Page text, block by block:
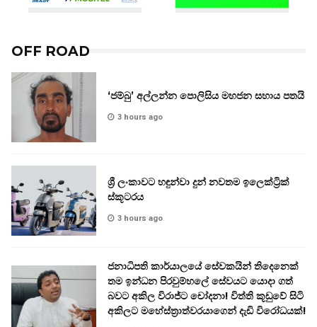
OFF ROAD
‘ජම්බු’ අල්ලන්න පොලිසිය මහජන සහාය පතයි
3 hours ago
ශ්‍රී ලංකාවට හඳුන්වා දුන් නවතම ඉලෙක්ට්‍රික්
ස්කූටරය
3 hours ago
ජනාධිපති කාර්යාලයේ සේවකයින් තිදෙනෙක්
තම ඉන්ධන පිරවුම්හලේ සේවයට යොදා ගත්
බවට අකිල විරාජ්ට චෝදනා! විත්ති කූඩුවේ සිටි
අකිලට මහේස්ත්‍රාත්වරයාගෙන් දැඩි විරෝධයක්!